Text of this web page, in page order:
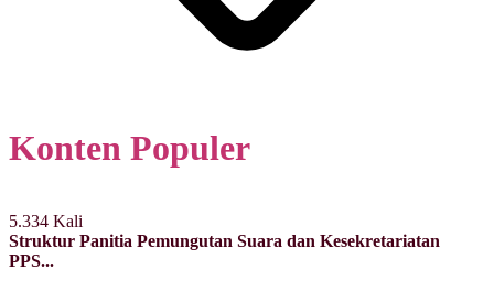
Konten Populer
5.334 Kali
Struktur Panitia Pemungutan Suara dan Kesekretariatan
PPS...